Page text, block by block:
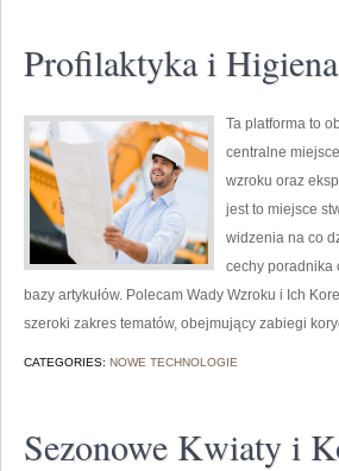
Profilaktyka i
Ta platforma to
centralne
wzroku oraz
jest to miejsce
widzenia na co
cechy poradnika
bazy artykułów. Polecam Wady Wzroku i Ich
szeroki zakres tematów, obejmujący zabiegi
CATEGORIES: NOWE TECHNOLOGIE
Sezonowe Kwiaty i